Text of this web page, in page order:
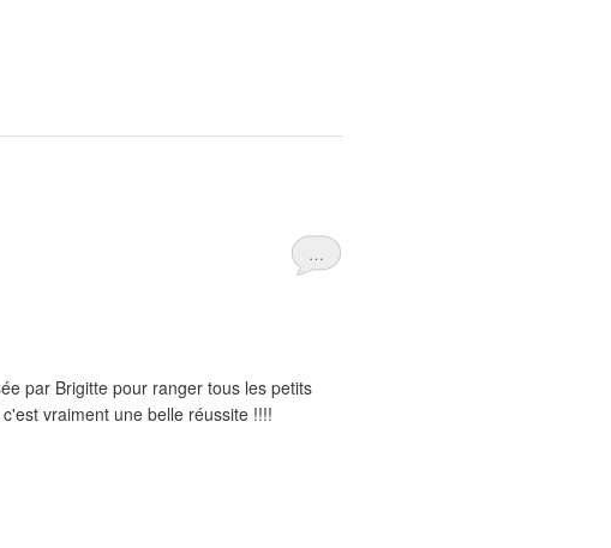
…
par Brigitte pour ranger tous les petits
vraiment une belle réussite !!!!